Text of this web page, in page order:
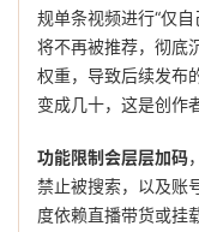
规单条视频进行“仅
将不再被推荐，彻底
权重，导致后续发布
变成几十，这是创作
功能限制会层层加码
禁止被搜索，以及账
度依赖直播带货或